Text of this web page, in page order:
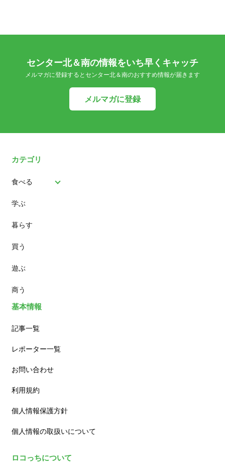
センター北＆南の情報をいち早くキャッチ
メルマガに登録するとセンター北＆南のおすすめ情報が届きます
メルマガに登録
カテゴリ
食べる
パン
スイーツ
ランチ
カフェ
学ぶ
暮らす
買う
遊ぶ
商う
基本情報
記事一覧
レポーター一覧
お問い合わせ
利用規約
個人情報保護方針
個人情報の取扱いについて
ロコっちについて